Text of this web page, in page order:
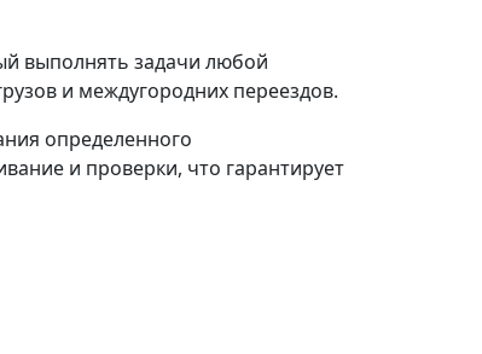
выполнять задачи любой
и междугородних переездов.
определенного
и проверки, что гарантирует